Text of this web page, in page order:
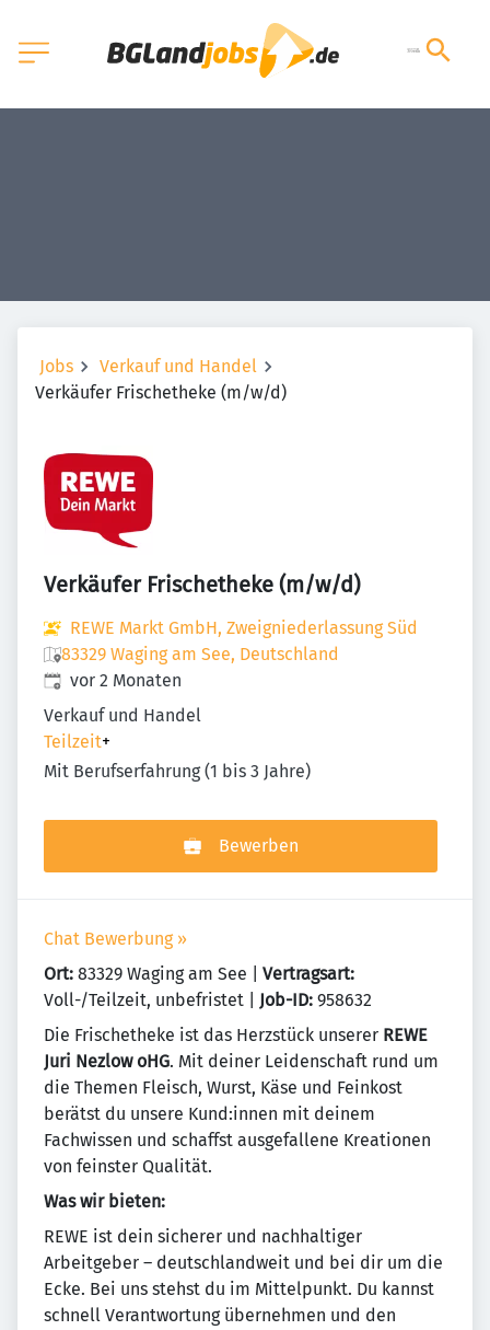
Jobs
Verkauf und Handel
Verkäufer Frischetheke (m/w/d)
Verkäufer Frischetheke (m/w/d)
REWE Markt GmbH, Zweigniederlassung Süd
83329 Waging am See, Deutschland
Veröffentlicht:
vor 2 Monaten
Verkauf und Handel
Teilzeit+
Mit Berufserfahrung (1 bis 3 Jahre)
Bewerben
Chat Bewerbung »
Ort: 83329 Waging am See | Vertragsart:
Voll-/Teilzeit, unbefristet | Job-ID: 958632
Die Frischetheke ist das Herzstück unserer REWE
Juri Nezlow oHG. Mit deiner Leidenschaft rund um
die Themen Fleisch, Wurst, Käse und Feinkost
berätst du unsere Kund:innen mit deinem
Fachwissen und schaffst ausgefallene Kreationen
von feinster Qualität.
Was wir bieten:
REWE ist dein sicherer und nachhaltiger
Arbeitgeber – deutschlandweit und bei dir um die
Ecke. Bei uns stehst du im Mittelpunkt. Du kannst
schnell Verantwortung übernehmen und den